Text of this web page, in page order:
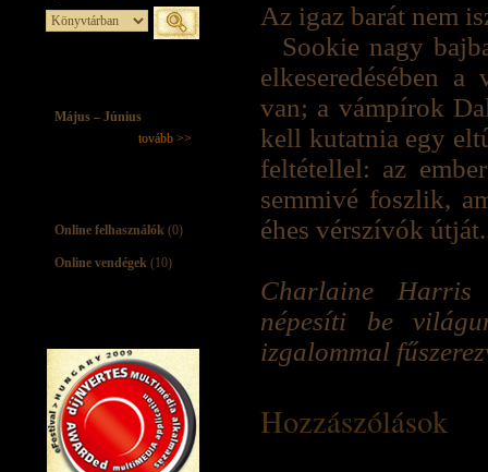
Május – Június
tovább >>
Online felhasználók (0)
Online vendégek (10)
Az igaz barát nem
Sookie nagy
elkeseredésében
van; a vámpírok
kell kutatnia egy
feltétellel: az
semmivé foszlik,
éhes vérszívók
Charlaine Harris
népesíti be
izgalommal
Hozzászólások